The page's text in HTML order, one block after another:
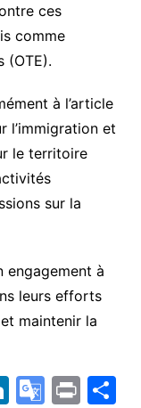
ces
comme
(OTE).
à l’article
l’immigration et
le territoire
sur la
engagement à
leurs efforts
maintenir la
Li G Pr P